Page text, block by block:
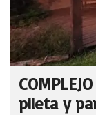
pileta y